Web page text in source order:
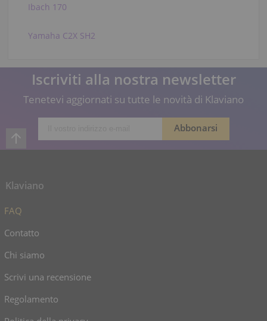
Ibach 170
Yamaha C2X SH2
Iscriviti alla nostra newsletter
Tenetevi aggiornati su tutte le novità di Klaviano
Klaviano
FAQ
Contatto
Chi siamo
Scrivi una recensione
Regolamento